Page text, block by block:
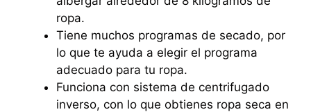
ropa.
Tiene muchos programas de secado, por
lo que te ayuda a elegir el programa
adecuado para tu ropa.
Funciona con sistema de centrifugado
inverso, con lo que obtienes ropa seca en